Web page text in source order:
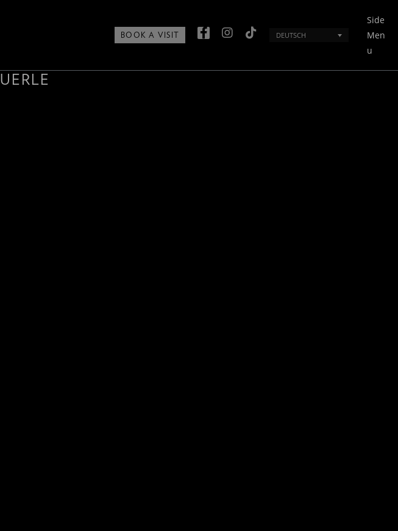
BOOK A VISIT DEUTSCH
Side
Men
u